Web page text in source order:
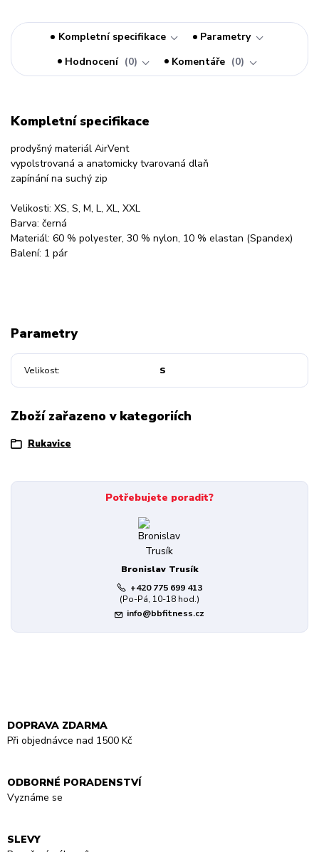
Kompletní specifikace
Parametry
Hodnocení
0 Komentáře 0
Kompletní specifikace
prodyšný materiál AirVent
vypolstrovaná a anatomicky tvarovaná dlaň
zapínání na suchý zip
Velikosti: XS, S, M, L, XL, XXL
Barva: černá
Materiál: 60 % polyester, 30 % nylon, 10 % elastan (Spandex)
Balení: 1 pár
Parametry
Velikost S
Zboží zařazeno v kategoriích
Rukavice
Potřebujete poradit?
Bronislav Trusík
+420 775 699 413
(Po-Pá, 10-18 hod.)
info@bbfitness.cz
DOPRAVA ZDARMA
Při objednávce nad 1500 Kč
ODBORNÉ PORADENSTVÍ
Vyznáme se
SLEVY